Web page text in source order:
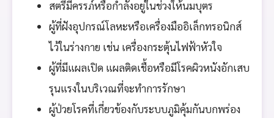
สตรีมีครรภ์หรือกำลังอยู่ในช่วงให้นมบุตร
ผู้ที่ฝังอุปกรณ์โลหะหรือเครื่องมืออิเล็กทรอนิกส์
ไว้ในร่างกาย เช่น เครื่องกระตุ้นไฟฟ้าหัวใจ
ผู้ที่มีแผลเปิด แผลติดเชื้อหรือมีโรคผิวหนังอักเสบ
รุนแรงในบริเวณที่จะทำการรักษา
ผู้ป่วยโรคที่เกี่ยวข้องกับระบบภูมิคุ้มกันบกพร่อง